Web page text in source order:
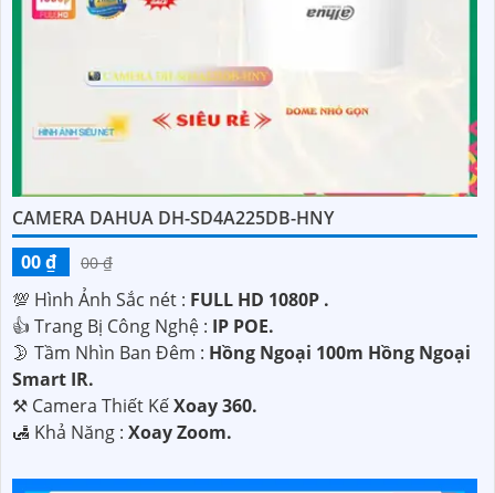
CAMERA DAHUA DH-SD4A225DB-HNY
00 ₫
00 ₫
💯 Hình Ảnh Sắc nét : FULL HD 1080P .
👍 Trang Bị Công Nghệ : IP POE.
🌛 Tầm Nhìn Ban Đêm : Hồng Ngoại 100m Hồng Ngoại
Smart IR.
⚒ Camera Thiết KếXoay 360.
️🛃 Khả Năng : Xoay Zoom.